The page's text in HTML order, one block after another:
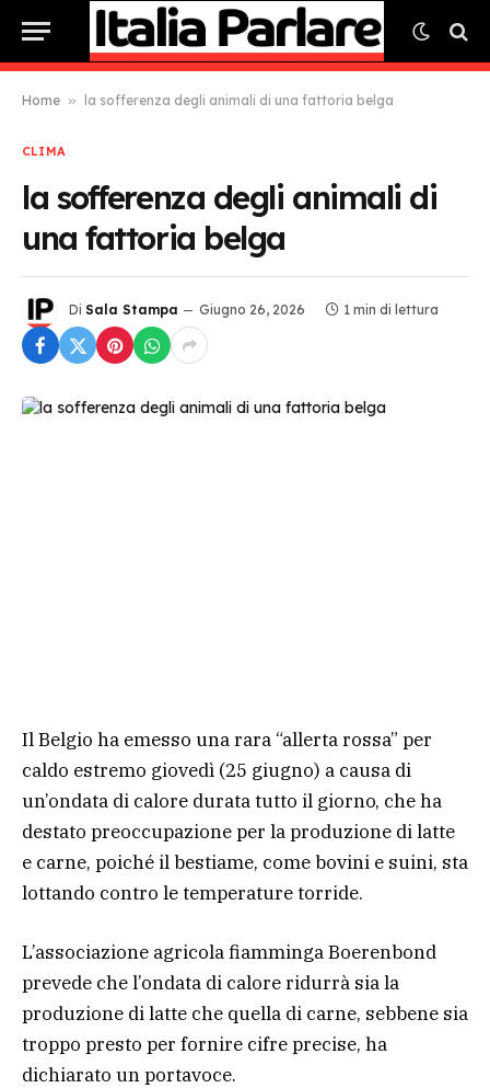
Home » la sofferenza degli animali di una fattoria belga
CLIMA
la sofferenza degli animali di
una fattoria belga
Di Sala Stampa Giugno 26, 2026 1 min di lettura
Il Belgio ha emesso una rara “allerta rossa” per
caldo estremo giovedì (25 giugno) a causa di
un’ondata di calore durata tutto il giorno, che ha
destato preoccupazione per la produzione di latte
e carne, poiché il bestiame, come bovini e suini, sta
lottando contro le temperature torride.
L’associazione agricola fiamminga Boerenbond
prevede che l’ondata di calore ridurrà sia la
produzione di latte che quella di carne, sebbene sia
troppo presto per fornire cifre precise, ha
dichiarato un portavoce.